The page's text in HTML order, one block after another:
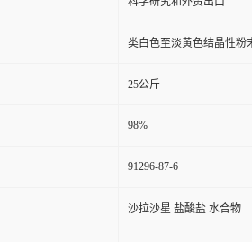
类白色至淡黄色结晶性粉
25公斤
98%
91296-87-6
沙拉沙星 盐酸盐 水合物